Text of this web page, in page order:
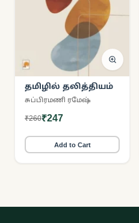
தமிழில் தலித்தியம்
சுப்பிரமணி ரமேஷ்
₹260₹247
Add to Cart